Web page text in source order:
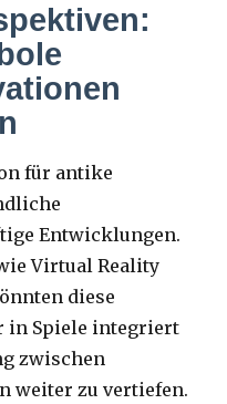
für antike
Entwicklungen.
Virtual Reality
diese
in Spiele integriert
zwischen
weiter zu vertiefen.